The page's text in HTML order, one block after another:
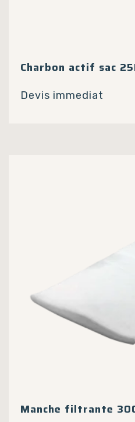
Charbon actif sac
Devis immediat
Manche filtrante